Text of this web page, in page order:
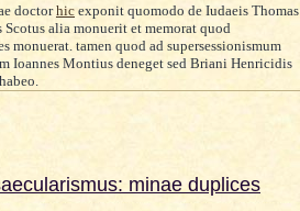
doctorhic exponit quomodo de Iudaeis Thomas
alia monuerit et memorat quod
monuerat. tamen quod ad supersessionismum
Ioannes Montius deneget sed Briani Henricidis
minae duplices